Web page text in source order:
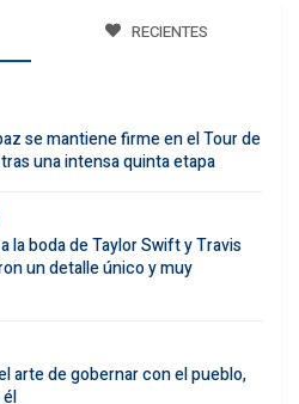
RECIENTES
se mantiene firme en el Tour de
una intensa quinta etapa
la boda de Taylor Swift y Travis
un detalle único y muy
arte de gobernar con el pueblo,
él